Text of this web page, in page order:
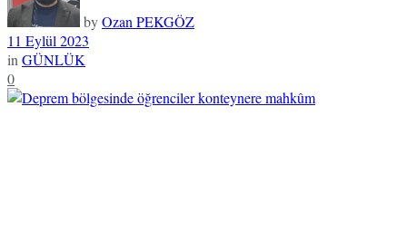
byOzan PEKGÖZ
11 Eylül 2023
in GÜNLÜK
0